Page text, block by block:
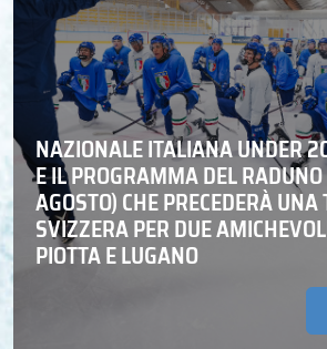
NAZIONALE ITALIANA UNDER
E IL PROGRAMMA DEL
AGOSTO) CHE PRECEDERÀ
SVIZZERA PER DUE
PIOTTA E LUGANO